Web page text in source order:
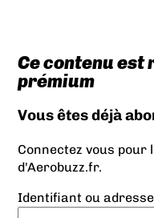
Ce contenu est
prémium
Vous êtes déjà
Connectez vous
d'Aerobuzz.fr.
Identifiant ou